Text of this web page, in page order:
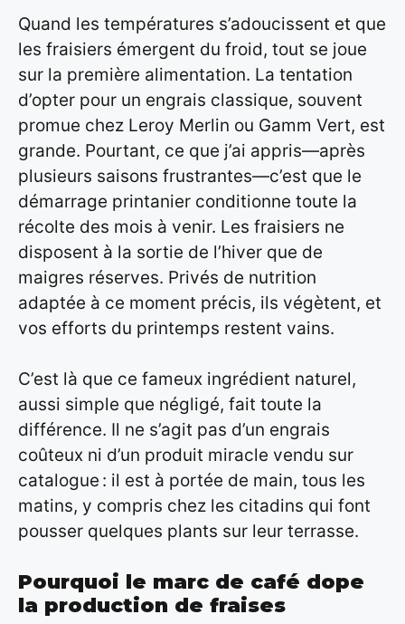
Quand les températures s’adoucissent et que
les fraisiers émergent du froid, tout se joue
sur la première alimentation. La tentation
d’opter pour un engrais classique, souvent
promue chez Leroy Merlin ou Gamm Vert, est
grande. Pourtant, ce que j’ai appris—après
plusieurs saisons frustrantes—c’est que le
démarrage printanier conditionne toute la
récolte des mois à venir. Les fraisiers ne
disposent à la sortie de l’hiver que de
maigres réserves. Privés de nutrition
adaptée à ce moment précis, ils végètent, et
vos efforts du printemps restent vains.
C’est là que ce fameux ingrédient naturel,
aussi simple que négligé, fait toute la
différence. Il ne s’agit pas d’un engrais
coûteux ni d’un produit miracle vendu sur
catalogue : il est à portée de main, tous les
matins, y compris chez les citadins qui font
pousser quelques plants sur leur terrasse.
Pourquoi le marc de café dope
la production de fraises